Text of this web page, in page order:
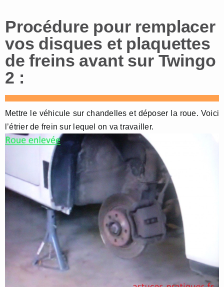
Procédure pour remplacer
vos disques et plaquettes
de freins avant sur Twingo
2 :
Mettre le véhicule sur chandelles et déposer la roue. Voici
l’étrier de frein sur lequel on va travailler.